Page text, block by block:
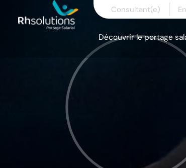
Consultant(e)
Découvrir le portage